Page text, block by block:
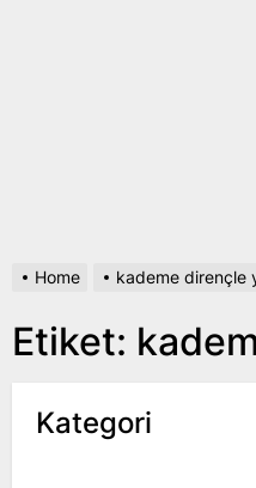
Home kademe dirençle
Etiket:
Kategori